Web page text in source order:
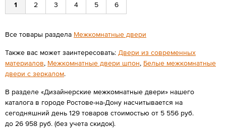
1 2 3 4 5 6
Все товары раздела Межкомнатные двери
Также вас может заинтересовать: Двери из современных
материалов, Межкомнатные двери шпон, Белые межкомнатные
двери с зеркалом.
В разделе «Дизайнерские межкомнатные двери» нашего
каталога в городе Ростове-на-Дону насчитывается на
сегодняшний день 129 товаров стоимостью от 5 556 руб.
до 26 958 руб. (без учета скидок).